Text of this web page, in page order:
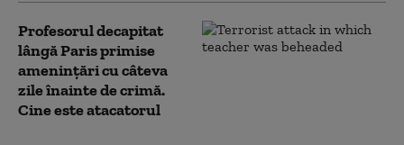
Profesorul decapitat
lângă Paris primise
amenințări cu câteva
zile înainte de crimă.
Cine este atacatorul